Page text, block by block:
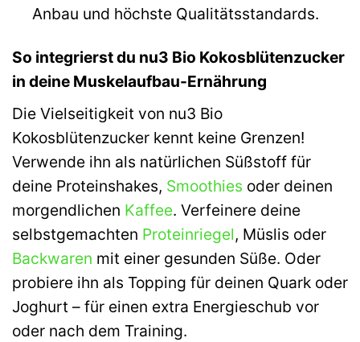
Anbau und höchste Qualitätsstandards.
So integrierst du nu3 Bio Kokosblütenzucker
in deine Muskelaufbau-Ernährung
Die Vielseitigkeit von nu3 Bio
Kokosblütenzucker kennt keine Grenzen!
Verwende ihn als natürlichen Süßstoff für
deine Proteinshakes, Smoothies oder deinen
morgendlichen Kaffee. Verfeinere deine
selbstgemachten Proteinriegel, Müslis oder
Backwaren mit einer gesunden Süße. Oder
probiere ihn als Topping für deinen Quark oder
Joghurt – für einen extra Energieschub vor
oder nach dem Training.